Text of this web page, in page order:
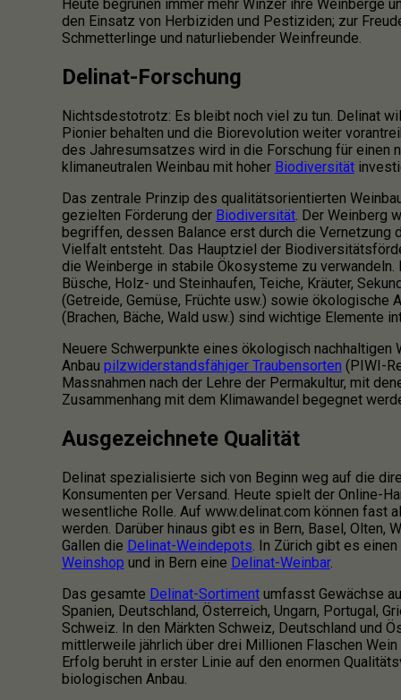
Heute begrünen immer mehr Winzer ihre Weinberge
den Einsatz von Herbiziden und Pestiziden; zur
Schmetterlinge und naturliebender Weinfreunde.
Delinat-Forschung
Nichtsdestotrotz: Es bleibt noch viel zu tun. Delinat
Pionier behalten und die Biorevolution weiter
des Jahresumsatzes wird in die Forschung für einen
klimaneutralen Weinbau mit hoher Biodiversität
Das zentrale Prinzip des qualitätsorientierten
gezielten Förderung der Biodiversität. Der Weinberg
begriffen, dessen Balance erst durch die Vernetzung
Vielfalt entsteht. Das Hauptziel der
die Weinberge in stabile Ökosysteme zu verwandeln.
Büsche, Holz- und Steinhaufen, Teiche, Kräuter,
(Getreide, Gemüse, Früchte usw.) sowie ökologische
(Brachen, Bäche, Wald usw.) sind wichtige Elemente
Neuere Schwerpunkte eines ökologisch nachhaltigen
Anbau pilzwiderstandsfähiger Traubensorten (PIWI-
Massnahmen nach der Lehre der Permakultur, mit
Zusammenhang mit dem Klimawandel begegnet
Ausgezeichnete Qualität
Delinat spezialisierte sich von Beginn weg auf die
Konsumenten per Versand. Heute spielt der Online-
wesentliche Rolle. Auf www.delinat.com können fast
werden. Darüber hinaus gibt es in Bern, Basel, Olten,
Gallen die Delinat-Weindepots. In Zürich gibt es einen
Weinshop und in Bern eine Delinat-Weinbar.
Das gesamte Delinat-Sortimentumfasst Gewächse
Spanien, Deutschland, Österreich, Ungarn, Portugal,
Schweiz. In den Märkten Schweiz, Deutschland und
mittlerweile jährlich über drei Millionen Flaschen
Erfolg beruht in erster Linie auf den enormen
biologischen Anbau.